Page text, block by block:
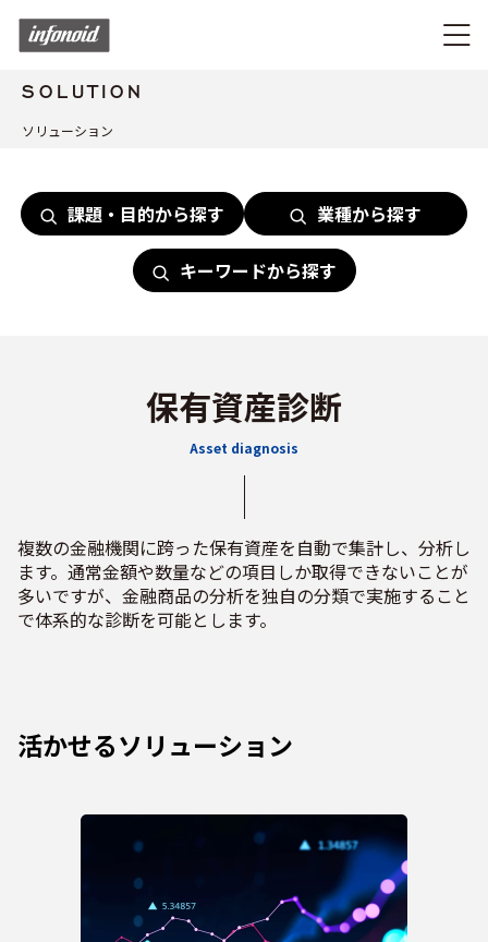
SOLUTION
ソリューション
課題・目的から探す 業種から探す
キーワードから探す
保有資産診断
Asset diagnosis
複数の金融機関に跨った保有資産を自動で集計し、分析し
ます。通常金額や数量などの項目しか取得できないことが
多いですが、金融商品の分析を独自の分類で実施すること
で体系的な診断を可能とします。
活かせるソリューション